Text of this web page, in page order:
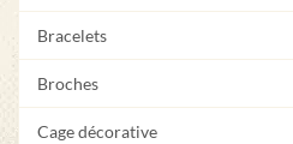
Bracelets
Broches
Cage décorative